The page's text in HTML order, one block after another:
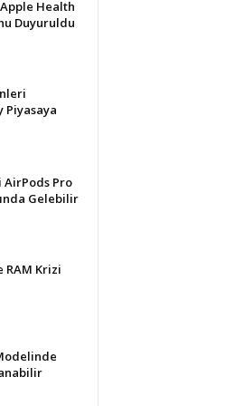
Health
Duyuruldu
Piyasaya
AirPods Pro
Gelebilir
RAM Krizi